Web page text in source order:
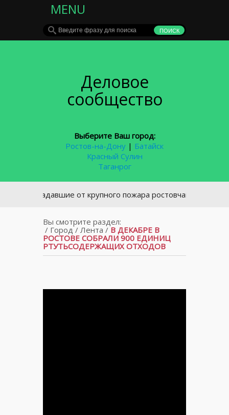
MENU
Деловое
сообщество
Выберите Ваш город:
Ростов-на-Дону | Батайск
Красный Сулин
Таганрог
от крупного пожара ростовчане покинули
Вы смотрите раздел:
/ Город/ Лента / В ДЕКАБРЕ В
РОСТОВЕ СОБРАЛИ 900 ЕДИНИЦ
РТУТЬСОДЕРЖАЩИХ ОТХОДОВ